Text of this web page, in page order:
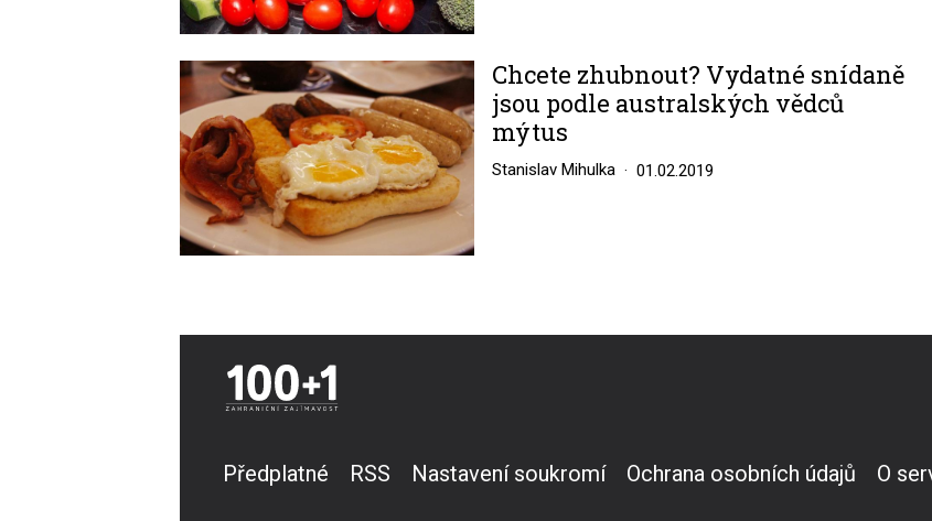
Image
Chcete zhubnout? Vydatné snídaně
jsou podle australských vědců
mýtus
Stanislav Mihulka 01.02.2019
Předplatné RSS Nastavení soukromí Ochrana osobních údajů O